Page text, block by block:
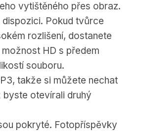
vytištěného přes obraz.
dispozici. Pokud tvůrce
rozlišení, dostanete
HD s předem
souboru.
takže si můžete nechat
byste otevírali druhý
pokryté. Fotopříspěvky